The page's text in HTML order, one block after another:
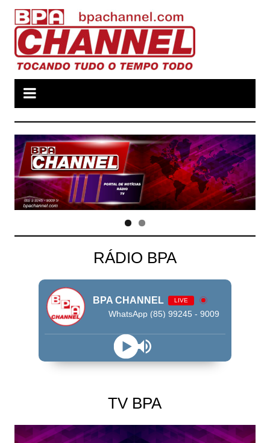
para
conteúdo
RÁDIO BPA
BPA CHANNEL LIVE
WhatsApp (85) 99245 - 9009
TV BPA